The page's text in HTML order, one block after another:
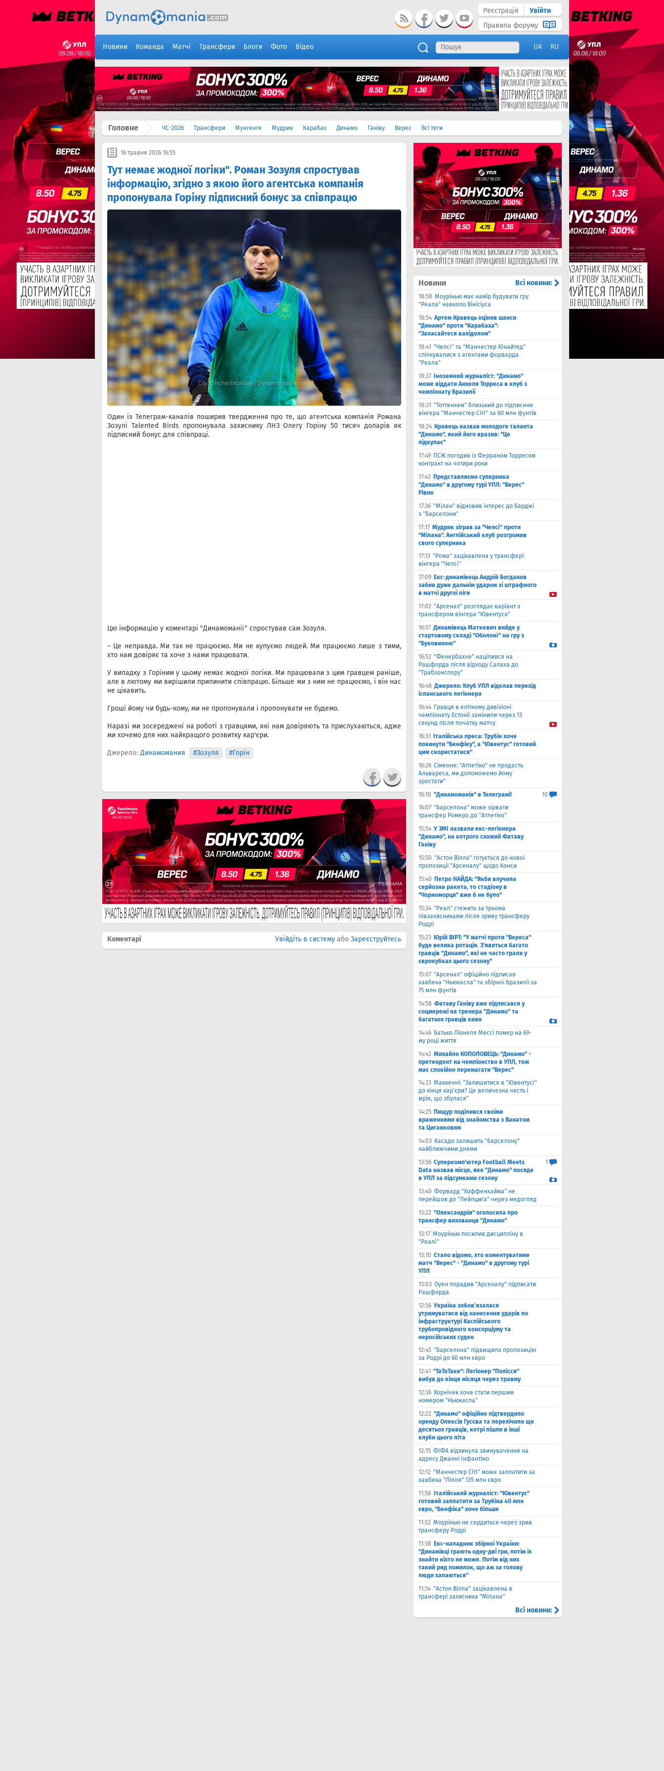
Реєстрація
Увійти
Правила форуму
Новини Команда Матчі Трансфери Блоги Фото Відео UA RU
Головне ЧС-2026 Трансфери Мунгенге Мудрик Карабах Динамо Ганіву Верес Всі теги
16 травня 2026 16:55
Тут немає жодної логіки". Роман Зозуля спростував
інформацію, згідно з якою його агентська компанія
пропонувала Горіну підписний бонус за співпрацю
Один із Телеграм-каналів поширив твердження про те, що агентська компанія Романа
Зозулі Talented Birds пропонувала захиснику ЛНЗ Олегу Горіну 50 тисяч доларів як
підписний бонус для співпраці.
Цю інформацію у коментарі "Динамоманії" спростував сам Зозуля.
– Це неправда. Ми так не працюємо. Ми не купуємо людей. Ми працюємо лише з тими,
хто нам довіряє та хоче з нами працювати.
У випадку з Горіним у цьому немає жодної логіки. Ми працювали з цим гравцем раніше,
але в лютому ми вирішили припинити співпрацю. Більше ми з ним не працюємо, і він нас
не цікавить.
Гроші йому чи будь-кому, ми не пропонували і пропонувати не будемо.
Наразі ми зосереджені на роботі з гравцями, які нам довіряють та прислухаються, адже
ми хочемо для них найкращого розвитку кар'єри.
Джерело: Динамомания #Зозуля #Горін
Коментарі Увійдіть в систему або Зареєструйтесь
Новини Всі новини:
18:58 Моурінью має намір будувати гру
"Реала" навколо Вінісіуса
18:54 Артем Кравець оцінив шанси
"Динамо" проти "Карабаха":
"Запасайтеся валідолом"
18:41 "Челсі" та "Манчестер Юнайтед"
спілкувалися з агентами форварда
"Реала"
18:37
Іноземний журналіст: "Динамо"
може віддати Анхеля Торреса в клуб з
чемпіонату Бразилії
18:31 "Тоттенхем" близький до підписння
вінгера "Манчестер Сіті" за 60 млн фунтів
18:24 Кравець назвав молодого таланта
"Динамо", який його вразив: "Це
підкупає"
17:49 ПСЖ погодив із Ферраном Торресом
контракт на чотири роки
17:43 Представляємо суперника
"Динамо" в другому турі УПЛ: "Верес"
Рівне
17:36 "Мілан" відновив інтерес до Барджі
з "Барселони"
17:17 Мудрик зіграв за "Челсі" проти
"Мілана". Англійський клуб розгромив
свого суперника
17:13 "Рома" зацікавлена у трансфері
вінгера "Челсі"
17:09 Екс-динамівець Андрій Богданов
забив дуже дальнім ударом зі штрафного
в матчі другої ліги
17:02 "Арсенал" розглядає варіант з
трансфером вінгера "Ювентуса"
16:57 Динамівець Маткевич вийде у
стартовому складі "Оболоні" на гру з
"Буковиною"
16:52 "Фенербахче" націлився на
Рашфорда після відходу Салаха до
"Трабзонспору"
16:48 Джерело: Клуб УПЛ відклав перехід
іспанського легіонера
16:44 Гравця в елітному дивізіоні
чемпіонату Естонії замінили через 13
секунд після початку матчу
16:31
Італійська преса: Трубін хоче
покинути "Бенфіку", а "Ювентус" готовий
цим скористатися"
16:26 Сімеоне: "Атлетіко" не продасть
Альвареса, ми допоможемо йому
зростати"
16:10 "Динамоманія" в Телеграмі!
10
16:07 "Барселона" може зірвати
трансфер Ромеро до "Атлетіко"
15:54 У ЗМІ назвали екс-легіонера
"Динамо", на котрого схожий Фатаву
Ганіву
15:50 "Астон Вілла" готується до нової
пропозиції "Арсеналу" щодо Конси
15:40 Петро НАЙДА: "Якби влучила
серйозна ракета, то стадіону в
"Чорноморця" вже б не було"
15:34 "Реал" стежить за трьома
півзахисниками після зриву трансферу
Родрі
15:23 Юрій ВІРТ: "У матчі проти "Вереса"
буде велика ротація. З'явиться багато
гравців "Динамо", які не часто грали у
єврокубках цього сезону"
15:07 "Арсенал" офіційно підписав
хавбека "Ньюкасла" та збірної Бразилії за
75 млн фунтів
14:58 Фатаву Ганіву вже підписався у
соцмережі на тренера "Динамо" та
багатьох гравців киян
14:46 Батько Ліонеля Мессі помер на 69-
му році життя
14:42 Михайло КОПОЛОВЕЦЬ: "Динамо" -
претендент на чемпіонство в УПЛ, тож
має спокійно перемагати "Верес"
14:33 Маккенні: "Залишитися в "Ювентусі"
до кінця кар'єри? Це величезна честь і
мрія, що збулася"
14:25 Пищур поділився своїми
враженнями від знайомства з Ванатом
та Циганковим
14:03 Касадо залишить "Барселону"
найближчими днями
13:56 Суперкомп'ютер Football Meets
Data назвав місце, яке "Динамо" посяде
в УПЛ за підсумками сезону
1
13:40 Форвард "Хоффенхайма" не
перейшов до "Лейпцига" через медогляд
13:22 "Олександрія" оголосила про
трансфер вихованця "Динамо"
13:17 Моурінью посилив дисципліну в
"Реалі"
13:10 Стало відомо, хто коментуватиме
матч "Верес" - "Динамо" в другому турі
УПЛ
13:03 Оуен порадив "Арсеналу" підписати
Рашфорда
12:56 Україна зобов’язалася
утримуватися від нанесення ударів по
інфраструктурі Каспійського
трубопровідного консорціуму та
неросійських суден
12:45 "Барселона" підвищила пропозицію
за Родрі до 60 млн євро
12:41 "ТаТоТаке": Легіонер "Полісся"
вибув до кінця місяця через травму
12:36 Хорнічек хоче стати першим
номером "Ньюкасла"
12:22 "Динамо" офіційно підтвердило
оренду Олексія Гусєва та перелічило ще
десятьох гравців, котрі пішли в інші
клуби цього літа
12:15 ФІФА відкинула звинувачення на
адресу Джанні Інфантіно
12:12 "Манчестер Сіті" може заплатити за
хавбека "Лілля" 135 млн євро
11:58
Італійський журналіст: "Ювентус"
готовий заплатити за Трубіна 40 млн
євро, "Бенфіка" хоче більше
11:52 Моурінью не сердиться через зрив
трансферу Родрі
11:38 Екс-нападник збірної України:
"Динамівці грають одну-дві гри, потім їх
знайти ніхто не може. Потім від них
такий ряд помилок, що аж за голову
люди хапаються"
11:34 "Астон Вілла" зацікавлена в
трансфері захисника "Мілана"
Всі новини: